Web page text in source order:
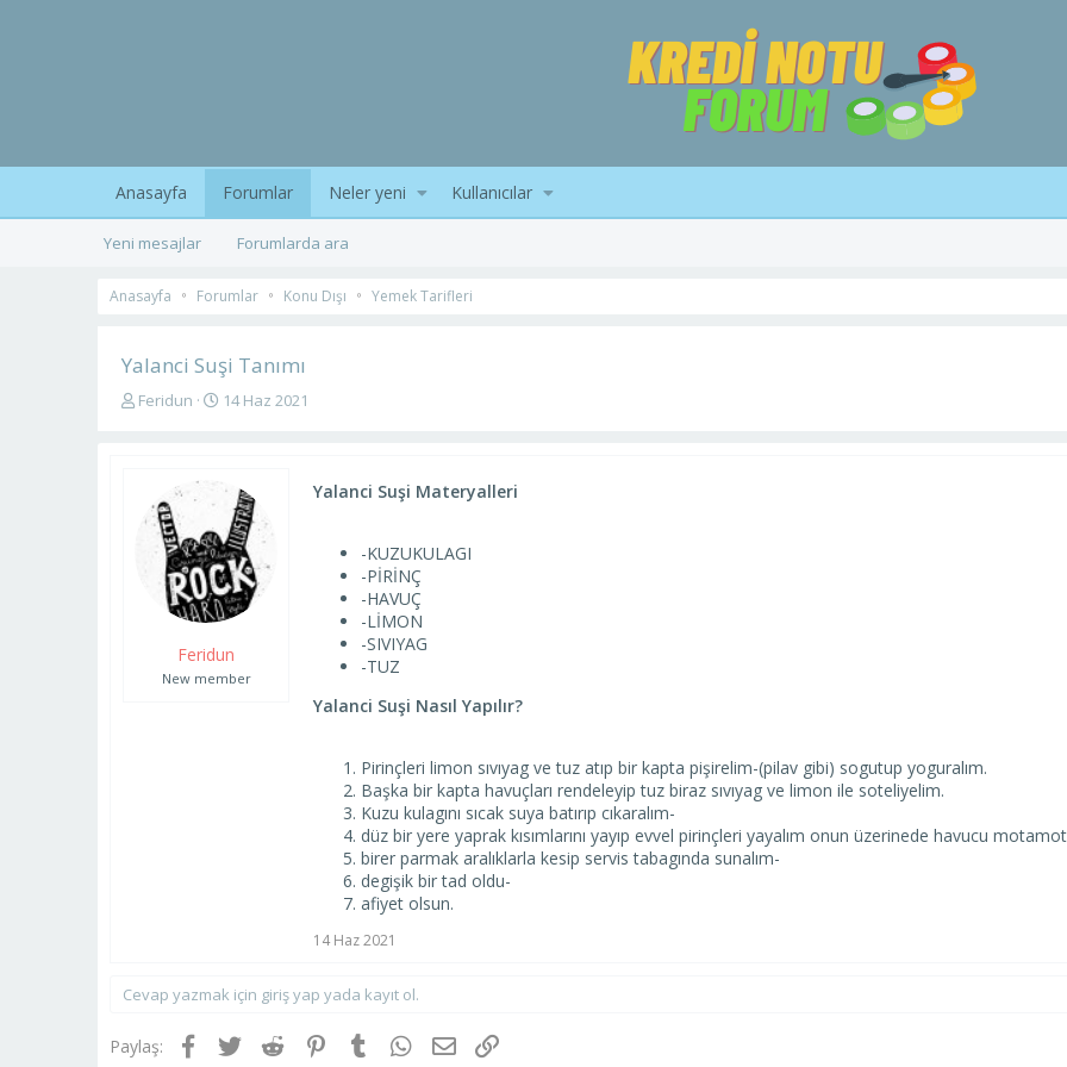
Anasayfa Forumlar Neler yeni Kullanıcılar
Yeni mesajlar Forumlarda ara
Anasayfa Forumlar Konu Dışı Yemek Tarifleri
Yalanci Suşi Tanımı
K
b
Feridun
B
g
ı
ç
t
a
i
h
14 Haz 2021
Feridun
New member
Yalanci Suşi Materyalleri
-KUZUKULAGI
-PİRİNÇ
-HAVUÇ
-LİMON
-SIVIYAG
-TUZ
Yalanci Suşi Nasıl Yapılır?
Pirinçleri limon sıvıyag ve tuz atıp bir kapta pişirelim-(pilav gibi) sogutup yoguralım.
Başka bir kapta havuçları rendeleyip tuz biraz sıvıyag ve limon ile soteliyelim.
Kuzu kulagını sıcak suya batırıp cıkaralım-
düz bir yere yaprak kısımlarını yayıp evvel pirinçleri yayalım onun üzerinede havucu motamot
birer parmak aralıklarla kesip servis tabagında sunalım-
degişik bir tad oldu-
afiyet olsun.
14 Haz 2021
Cevap yazmak için giriş yap yada kayıt ol.
Paylaş: Facebook
TwitterReddit PinterestTumblrWhatsApp
E-postaLink